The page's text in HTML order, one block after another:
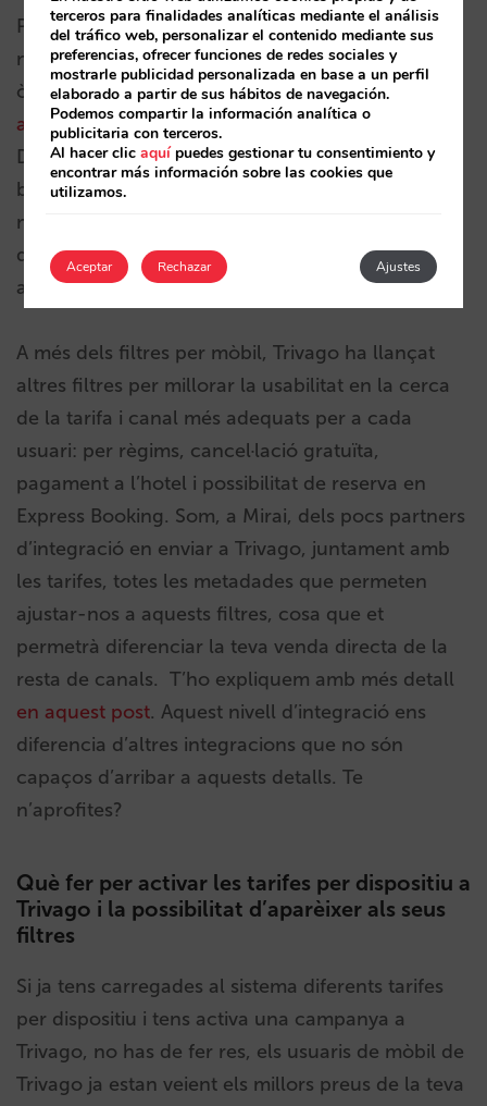
Però per tenir bons resultats en metacercadors,
no hi ha prou amb “endollar-s’hi”. L’escenari
òptim seriatreure les OTA, que en metes no
aporten valor, encara que avui dia és una utopia.
Descartada aquesta possibilitat, per guanyar la
batalla a les OTA és necessària una estratègia en
metes i un sistema de reserves que et permeti
dur-la a terme. Amb Mirai tens armes per
aconseguir-ho.
A més dels filtres per mòbil, Trivago ha llançat
altres filtres per millorar la usabilitat en la cerca
de la tarifa i canal més adequats per a cada
usuari: per règims, cancel·lació gratuïta,
pagament a l’hotel i possibilitat de reserva en
Express Booking. Som, a Mirai, dels pocs partners
d’integració en enviar a Trivago, juntament amb
les tarifes, totes les metadades que permeten
ajustar-nos a aquests filtres, cosa que et
permetrà diferenciar la teva venda directa de la
resta de canals. T’ho expliquem amb més detall
en aquest post. Aquest nivell d’integració ens
diferencia d’altres integracions que no són
capaços d’arribar a aquests detalls. Te
n’aprofites?
Què fer per activar les tarifes per dispositiu a
Trivago i la possibilitat d’aparèixer als seus
filtres
Si ja tens carregades al sistema diferents tarifes
per dispositiu i tens activa una campanya a
Trivago, no has de fer res, els usuaris de mòbil de
Trivago ja estan veient els millors preus de la teva
terceros para finalidades analíticas mediante el análisis
del tráfico web, personalizar el contenido mediante sus
preferencias, ofrecer funciones de redes sociales y
mostrarle publicidad personalizada en base a un perfil
elaborado a partir de sus hábitos de navegación.
Podemos compartir la información analítica o
publicitaria con terceros.
Al hacer clicaquípuedes gestionar tu consentimiento y
encontrar más información sobre las cookies que
utilizamos.
Aceptar Ajustes
Rechazar